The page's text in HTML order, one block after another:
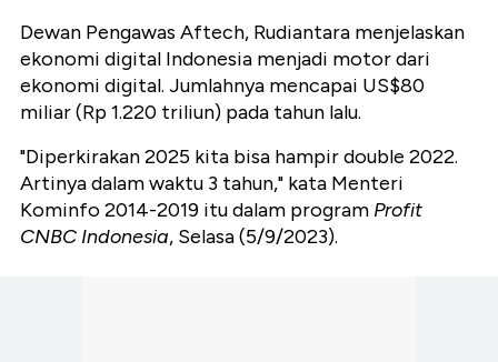
Dewan Pengawas Aftech, Rudiantara menjelaskan
ekonomi digital Indonesia menjadi motor dari
ekonomi digital. Jumlahnya mencapai US$80
miliar (Rp 1.220 triliun) pada tahun lalu.
"Diperkirakan 2025 kita bisa hampir double 2022.
Artinya dalam waktu 3 tahun," kata Menteri
Kominfo 2014-2019 itu dalam program Profit
CNBC Indonesia, Selasa (5/9/2023).